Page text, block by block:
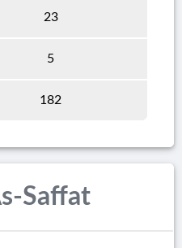
23
5
182
Saffat